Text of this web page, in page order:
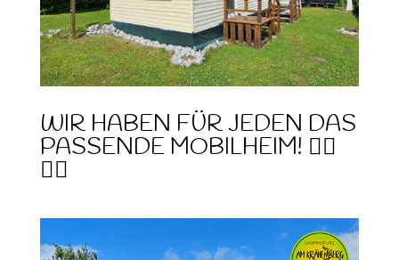
WIR HABEN FÜR JEDEN DAS
PASSENDE MOBILHEIM! 💁‍♀️
💁‍♂️